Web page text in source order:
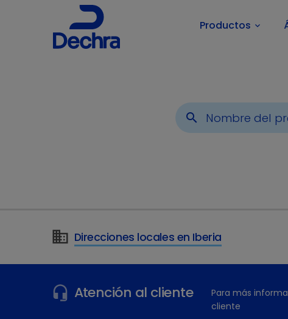
Productos keyboard_arrow_down
search
Noticias
Direcciones locales en Iberia
Atención al cliente
Para más
cliente